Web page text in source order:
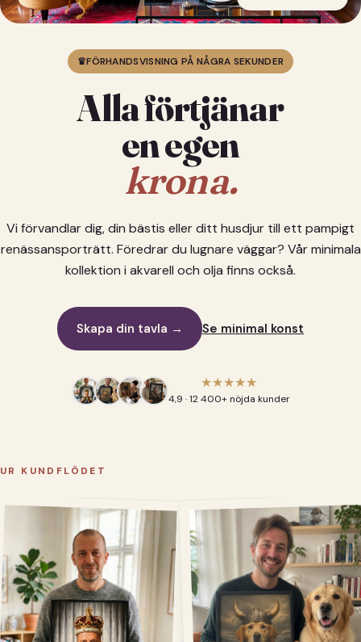
♛FÖRHANDSVISNING PÅ NÅGRA SEKUNDER
Alla förtjänar
en egen
krona.
Vi förvandlar dig, din bästis eller ditt husdjur till ett pampigt
renässansporträtt. Föredrar du lugnare väggar? Vår minimala
kollektion i akvarell och olja finns också.
Skapa din tavla → Se minimal konst
★★★★★
4,9 · 12 400+ nöjda kunder
UR KUNDFLÖDET